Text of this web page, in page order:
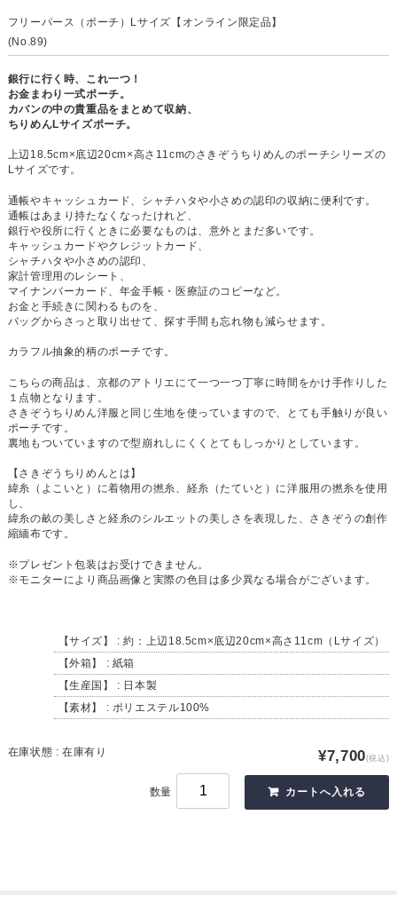
フリーパース（ポーチ）Lサイズ【オンライン限定品】
(No.89)
銀行に行く時、これ一つ！
お金まわり一式ポーチ。
カバンの中の貴重品をまとめて収納、
ちりめんLサイズポーチ。
上辺18.5cm×底辺20cm×高さ11cmのさきぞうちりめんのポーチシリーズの
Lサイズです。
通帳やキャッシュカード、シャチハタや小さめの認印の収納に便利です。
通帳はあまり持たなくなったけれど、
銀行や役所に行くときに必要なものは、意外とまだ多いです。
キャッシュカードやクレジットカード、
シャチハタや小さめの認印、
家計管理用のレシート、
マイナンバーカード、年金手帳・医療証のコピーなど。
お金と手続きに関わるものを、
バッグからさっと取り出せて、探す手間も忘れ物も減らせます。
カラフル抽象的柄のポーチです。
こちらの商品は、京都のアトリエにて一つ一つ丁寧に時間をかけ手作りした
１点物となります。
さきぞうちりめん洋服と同じ生地を使っていますので、とても手触りが良い
ポーチです。
裏地もついていますので型崩れしにくくとてもしっかりとしています。
【さきぞうちりめんとは】
緯糸（よこいと）に着物用の撚糸、経糸（たていと）に洋服用の撚糸を使用
し、
緯糸の畝の美しさと経糸のシルエットの美しさを表現した、さきぞうの創作
縮緬布です。
※プレゼント包装はお受けできません。
※モニターにより商品画像と実際の色目は多少異なる場合がございます。
【サイズ】 : 約：上辺18.5cm×底辺20cm×高さ11cm（Lサイズ）
【外箱】 : 紙箱
【生産国】 : 日本製
【素材】 : ポリエステル100%
在庫状態 : 在庫有り ¥7,700(税込)
数量